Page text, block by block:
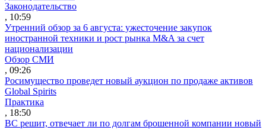
Законодательство
, 10:59
Утренний обзор за 6 августа: ужесточение закупок
иностранной техники и рост рынка M&A за счет
национализации
Обзор СМИ
, 09:26
Росимущество проведет новый аукцион по продаже активов
Global Spirits
Практика
, 18:50
ВС решит, отвечает ли по долгам брошенной компании новый